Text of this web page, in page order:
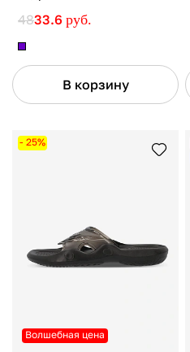
4833.6 руб.
В корзину
- 25%
Волшебная цена